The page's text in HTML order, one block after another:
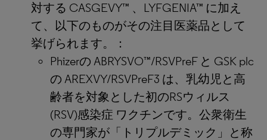
対する CASGEVY™ 、LYFGENIA™ に加え
て、以下のものがその注目医薬品として
挙げられます。：
Phizerの ABRYSVO™/RSVPreF と GSK plc
の AREXVY/RSVPreF3 は、乳幼児と高
齢者を対象とした初のRSウィルス
(RSV)感染症 ワクチンです。公衆衛生
の専門家が「トリプルデミック」と称